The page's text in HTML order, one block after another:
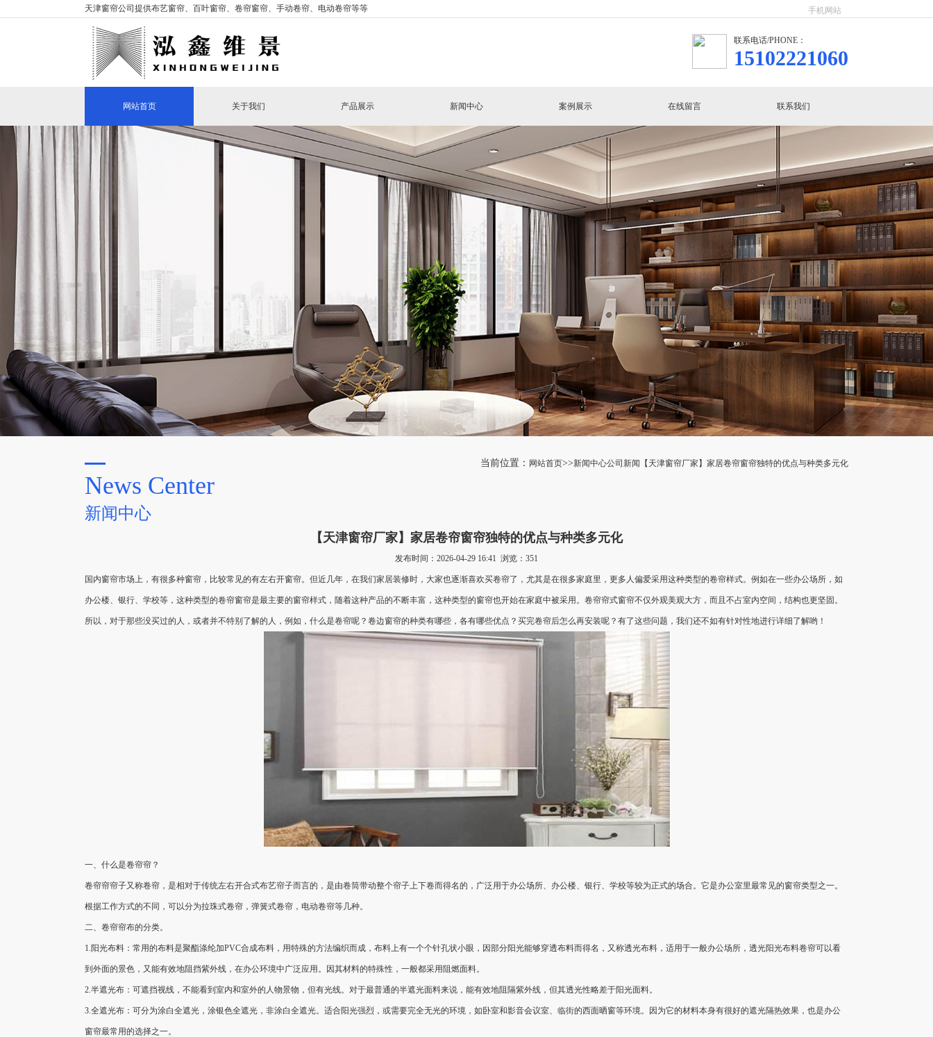
天津窗帘公司提供布艺窗帘、百叶窗帘、卷帘窗帘、手动卷帘、电动卷帘等等 手机网站
联系电话/PHONE：
15102221060
网站首页 关于我们 产品展示 新闻中心 案例展示 在线留言 联系我们
News Center
新闻中心
当前位置： 网站首页>>新闻中心公司新闻 【天津窗帘厂家】家居卷帘窗帘独特的优点与种类多元化
【天津窗帘厂家】家居卷帘窗帘独特的优点与种类多元化
发布时间：2026-04-29 16:41 浏览： 351
国内窗帘市场上，有很多种窗帘，比较常见的有左右开窗帘。但近几年，在我们家居装修时，大家也逐渐喜欢买卷帘了，尤其是在很多家庭里，更多人偏爱采用这种类型的卷帘样式。例如在一些办公场所，如
办公楼、银行、学校等，这种类型的卷帘窗帘是最主要的窗帘样式，随着这种产品的不断丰富，这种类型的窗帘也开始在家庭中被采用。卷帘帘式窗帘不仅外观美观大方，而且不占室内空间，结构也更坚固。
所以，对于那些没买过的人，或者并不特别了解的人，例如，什么是卷帘呢？卷边窗帘的种类有哪些，各有哪些优点？买完卷帘后怎么再安装呢？有了这些问题，我们还不如有针对性地进行详细了解哟！
一、什么是卷帘帘？
卷帘帘帘子又称卷帘，是相对于传统左右开合式布艺帘子而言的，是由卷筒带动整个帘子上下卷而得名的，广泛用于办公场所、办公楼、银行、学校等较为正式的场合。它是办公室里最常见的窗帘类型之一。
根据工作方式的不同，可以分为拉珠式卷帘，弹簧式卷帘，电动卷帘等几种。
二、卷帘帘布的分类。
1.阳光布料：常用的布料是聚酯涤纶加PVC合成布料，用特殊的方法编织而成，布料上有一个个针孔状小眼，因部分阳光能够穿透布料而得名，又称透光布料，适用于一般办公场所，透光阳光布料卷帘可以看
到外面的景色，又能有效地阻挡紫外线，在办公环境中广泛应用。因其材料的特殊性，一般都采用阻燃面料。
2.半遮光布：可遮挡视线，不能看到室内和室外的人物景物，但有光线。对于最普通的半遮光面料来说，能有效地阻隔紫外线，但其透光性略差于阳光面料。
3.全遮光布：可分为涂白全遮光，涂银色全遮光，非涂白全遮光。适合阳光强烈，或需要完全无光的环境，如卧室和影音会议室、临街的西面晒窗等环境。因为它的材料本身有很好的遮光隔热效果，也是办公
窗帘最常用的选择之一。